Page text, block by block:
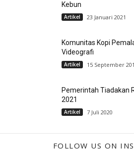
Kebun
Artikel 23 Januari 2021
Komunitas Kopi
Videografi
Artikel 15 September
Pemerintah Tiadakan
2021
Artikel 7 Juli 2020
FOLLOW US ON